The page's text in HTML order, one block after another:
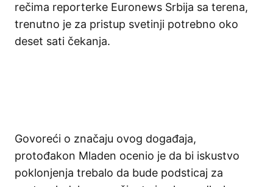
rečima reporterke Euronews Srbija sa terena,
trenutno je za pristup svetinji potrebno oko
deset sati čekanja.
Govoreći o značaju ovog događaja,
protođakon Mladen ocenio je da bi iskustvo
poklonjenja trebalo da bude podsticaj za